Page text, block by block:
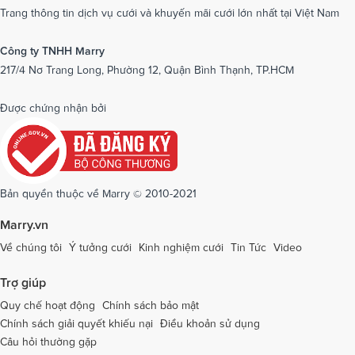
Dịch vụ cưới tại Nam Định Dịch vụ cưới tại Nghệ An
Dịch vụ cưới tại Phú Yên Dịch vụ cưới tại Phú Thọ
Dịch vụ cưới tại Quảng Ngãi
Dịch vụ cưới tại Quảng Ninh
Dịch vụ cưới tại Sóc Trăng Dịch vụ cưới tại Sơn La
Dịch vụ cưới tại Thái Bình Dịch vụ cưới tại Thanh Hóa
Dịch vụ cưới tại Thừa Thiên - Huế
Dịch vụ cưới tại An Giang Dịch vụ cưới tại Trà Vinh
Dịch vụ cưới tại Tuyên Quang Dịch vụ cưới tại Vĩnh Long
Trang thông tin dịch vụ cưới và khuyến mãi cưới lớn nhất tại Việt Nam
Công ty TNHH Marry
217/4 Nơ Trang Long, Phường 12, Quận Bình Thạnh, TP.HCM
Được chứng nhận bởi
Bản quyền thuộc về Marry © 2010-2021
Marry.vn
Về chúng tôi Ý tưởng cưới Kinh nghiệm cưới Tin Tức Video
Trợ giúp
Quy chế hoạt động
Chính sách bảo mật
Chính sách giải quyết khiếu nại Điều khoản sử dụng
Câu hỏi thường gặp